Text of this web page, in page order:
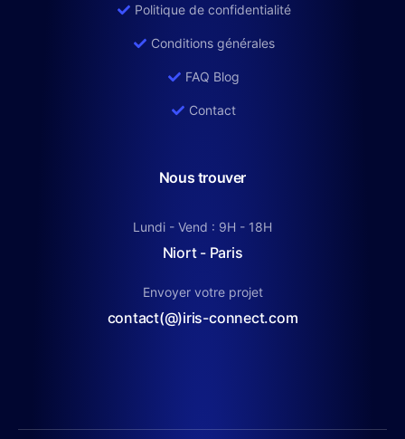
Politique de confidentialité
Conditions générales
FAQ Blog
Contact
Nous trouver
Lundi - Vend : 9H - 18H
Niort - Paris
Envoyer votre projet
contact(@)iris-connect.com